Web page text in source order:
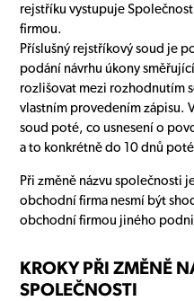
rejstříku vystupuje
firmou.
Příslušný rejstříkový soud je
podání návrhu úkony
rozlišovat mezi rozhodnutím
vlastním provedením zápisu.
soud poté, co usnesení o
a to konkrétně do 10 dnů
Při změně názvu společnosti
obchodní firma nesmí být
obchodní firmou jiného
KROKY PŘI ZMĚNĚ
SPOLEČNOSTI